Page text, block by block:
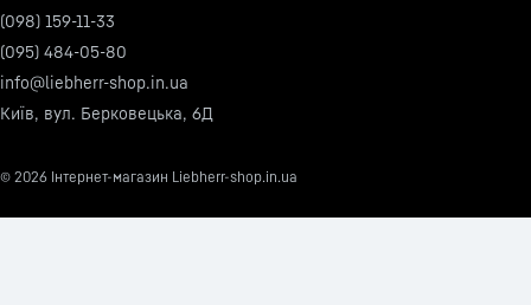
(098) 159-11-33
(095) 484-05-80
info@liebherr-shop.in.ua
Київ, вул. Берковецька, 6Д
© 2026 Інтернет-магазин Liebherr-shop.in.ua